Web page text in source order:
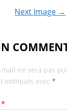
Next Image →
ne sera pas
indiqués avec *
*